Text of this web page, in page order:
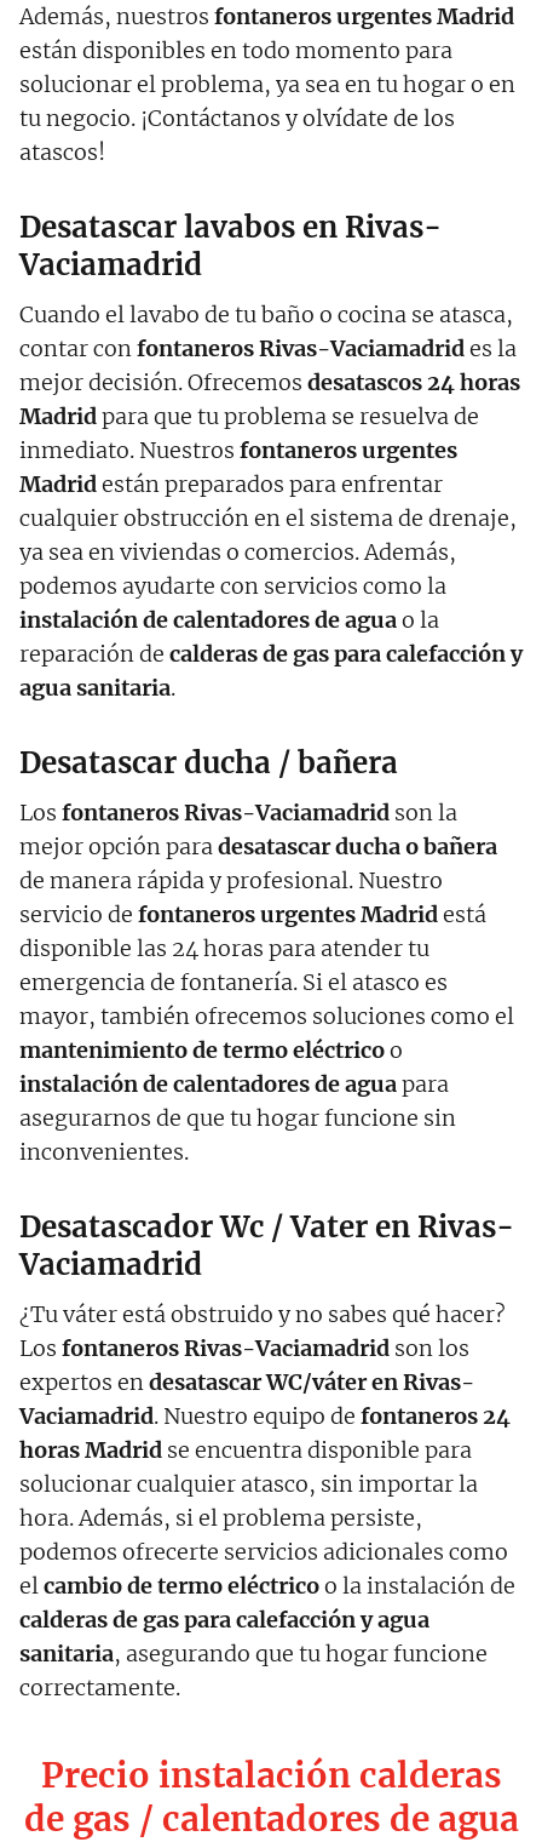
Además, nuestros fontaneros urgentes Madrid
están disponibles en todo momento para
solucionar el problema, ya sea en tu hogar o en
tu negocio. ¡Contáctanos y olvídate de los
atascos!
Desatascar lavabos en Rivas-
Vaciamadrid
Cuando el lavabo de tu baño o cocina se atasca,
contar confontaneros Rivas-Vaciamadrides la
mejor decisión. Ofrecemos desatascos 24 horas
Madridpara que tu problema se resuelva de
inmediato. Nuestros fontaneros urgentes
Madridestán preparados para enfrentar
cualquier obstrucción en el sistema de drenaje,
ya sea en viviendas o comercios. Además,
podemos ayudarte con servicios como la
instalación de calentadores de aguao la
reparación de calderas de gas para calefacción y
agua sanitaria.
Desatascar ducha / bañera
Los fontaneros Rivas-Vaciamadrid son la
mejor opción paradesatascar ducha o bañera
de manera rápida y profesional. Nuestro
servicio de fontaneros urgentes Madridestá
disponible las 24 horas para atender tu
emergencia de fontanería. Si el atasco es
mayor, también ofrecemos soluciones como el
mantenimiento de termo eléctricoo
instalación de calentadores de aguapara
asegurarnos de que tu hogar funcione sin
inconvenientes.
Desatascador Wc / Vater en Rivas-
Vaciamadrid
¿Tu váter está obstruido y no sabes qué hacer?
Los fontaneros Rivas-Vaciamadrid son los
expertos endesatascar WC/váter en Rivas-
Vaciamadrid. Nuestro equipo de fontaneros 24
horas Madrid se encuentra disponible para
solucionar cualquier atasco, sin importar la
hora. Además, si el problema persiste,
podemos ofrecerte servicios adicionales como
elcambio de termo eléctricoo la instalación de
calderas de gas para calefacción y agua
sanitaria, asegurando que tu hogar funcione
correctamente.
Precio instalación calderas
de gas / calentadores de agua